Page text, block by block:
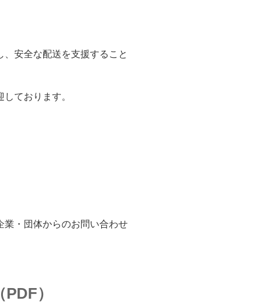
安全な配送を支援すること
ております。
業・団体からのお問い合わせ
）